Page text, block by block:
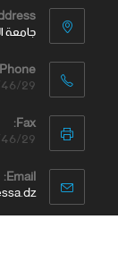
جامعة
Phone:
29
Fax:
29
Email: